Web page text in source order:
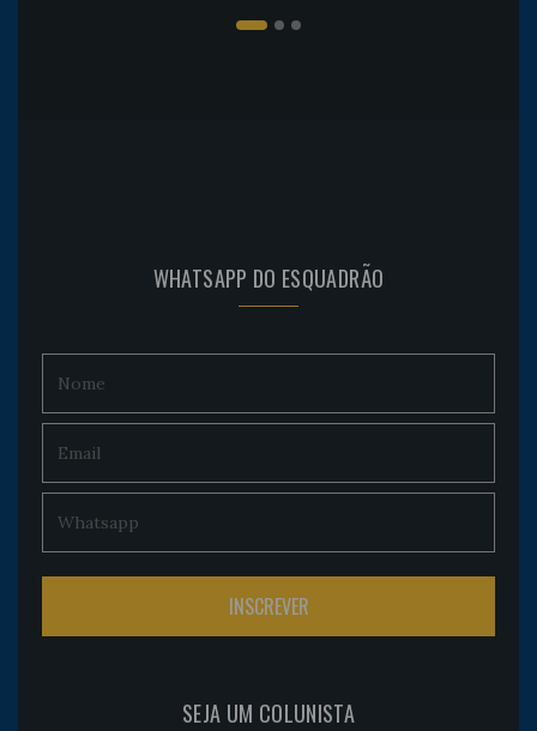
WHATSAPP DO ESQUADRÃO
SEJA UM COLUNISTA